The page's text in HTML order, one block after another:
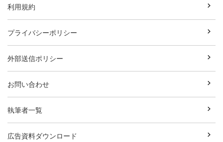
利用規約
プライバシーポリシー
外部送信ポリシー
お問い合わせ
執筆者一覧
広告資料ダウンロード